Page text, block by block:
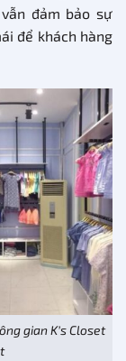
đảm bảo sự
để khách hàng
gian K’s Closet